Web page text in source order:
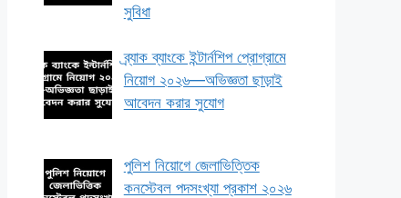
সুবিধা
ব্র্যাক ব্যাংকে ইন্টার্নশিপ প্রোগ্রামে
নিয়োগ ২০২৬—অভিজ্ঞতা ছাড়াই
আবেদন করার সুযোগ
পুলিশ নিয়োগে জেলাভিত্তিক
কনস্টেবল পদসংখ্যা প্রকাশ ২০২৬